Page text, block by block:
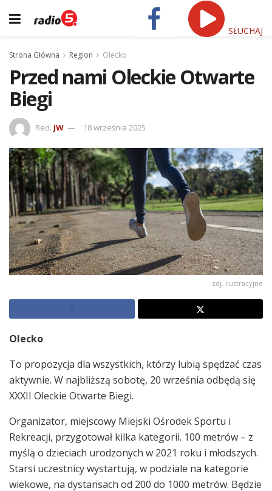
SŁUCHAJ
Strona Główna Region Olecko
Przed nami Oleckie Otwarte
Biegi
Red. JW 18 września 2025
zdj. ilustracyjne
Olecko
To propozycja dla wszystkich, którzy lubią spędzać czas
aktywnie. W najbliższą sobotę, 20 września odbędą się
XXXII Oleckie Otwarte Biegi.
Organizator, miejscowy Miejski Ośrodek Sportu i
Rekreacji, przygotował kilka kategorii. 100 metrów – z
myślą o dzieciach urodzonych w 2021 roku i młodszych.
Starsi uczestnicy wystartują, w podziale na kategorie
wiekowe, na dystansach od 200 do 1000 metrów. Będzie